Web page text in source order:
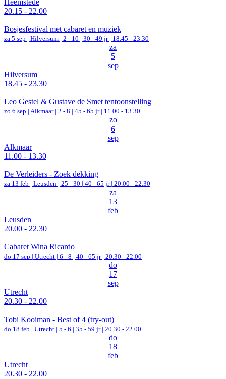
Heemstede
20.15 - 22.00
Bosjesfestival met cabaret en muziek
za 5 sep | Hilversum | 2 - 10 | 30 - 49 jr | 18.45 - 23.30
za
5
sep
Hilversum
18.45 - 23.30
Leo Gestel & Gustave de Smet tentoonstelling
zo 6 sep | Alkmaar | 2 - 8 | 45 - 65 jr | 11.00 - 13.30
zo
6
sep
Alkmaar
11.00 - 13.30
De Verleiders - Zoek dekking
za 13 feb | Leusden | 25 - 30 | 40 - 65 jr | 20.00 - 22.30
za
13
feb
Leusden
20.00 - 22.30
Cabaret Wina Ricardo
do 17 sep | Utrecht | 6 - 8 | 40 - 65 jr | 20.30 - 22.00
do
17
sep
Utrecht
20.30 - 22.00
Tobi Kooiman - Best of 4 (try-out)
do 18 feb | Utrecht | 5 - 6 | 35 - 59 jr | 20.30 - 22.00
do
18
feb
Utrecht
20.30 - 22.00